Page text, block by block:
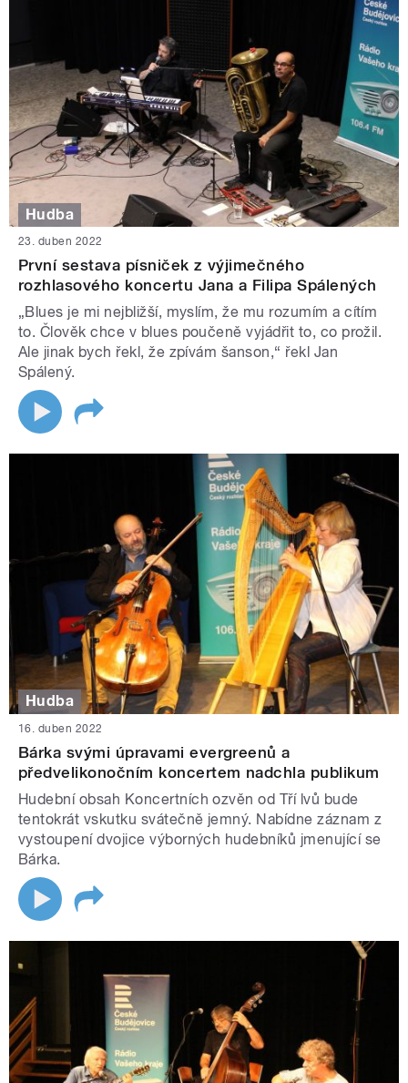
Hudba
23. duben 2022
První sestava písniček z výjimečného
rozhlasového koncertu Jana a Filipa Spálených
„Blues je mi nejbližší, myslím, že mu rozumím a cítím
to. Člověk chce v blues poučeně vyjádřit to, co prožil.
Ale jinak bych řekl, že zpívám šanson,“ řekl Jan
Spálený.
Hudba
16. duben 2022
Bárka svými úpravami evergreenů a
předvelikonočním koncertem nadchla publikum
Hudební obsah Koncertních ozvěn od Tří lvů bude
tentokrát vskutku svátečně jemný. Nabídne záznam z
vystoupení dvojice výborných hudebníků jmenující se
Bárka.